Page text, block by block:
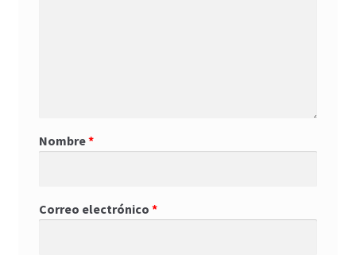
Nombre*
Correo electrónico *